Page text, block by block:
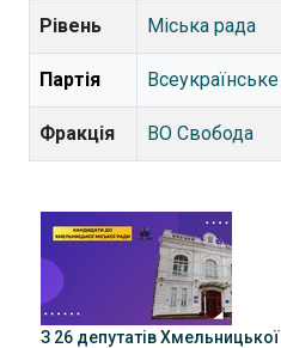
Рівень Міська рада
Партія
Фракція ВО Свобода
З 26 депутатів Хмельницької